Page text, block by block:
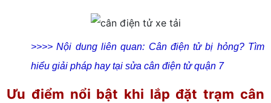
>>>> Nội dung liên quan: Cân điện tử bị hỏng? Tìm
hiểu giải pháp hay tại sửa cân điện tử quận 7
Ưu điểm nổi bật khi lắp đặt trạm cân